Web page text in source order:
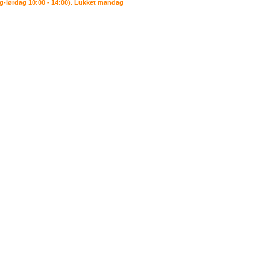
lørdag 10:00 - 14:00). Lukket mandag